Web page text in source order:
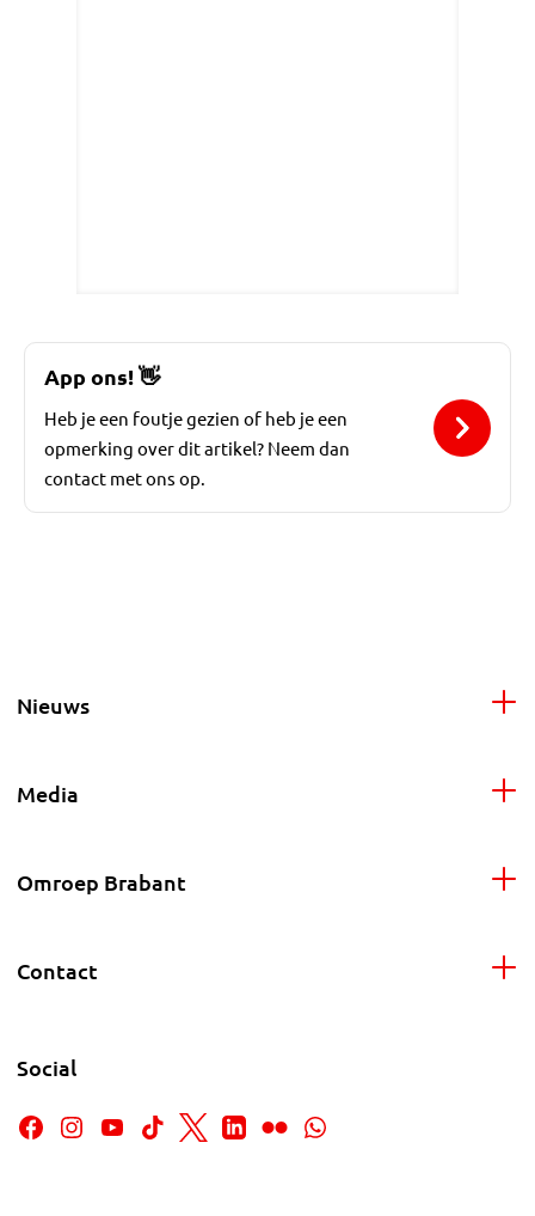
App ons!👋
Heb je een foutje gezien of heb je een
opmerking over dit artikel? Neem dan
contact met ons op.
Nieuws
Media
Omroep Brabant
Contact
Social